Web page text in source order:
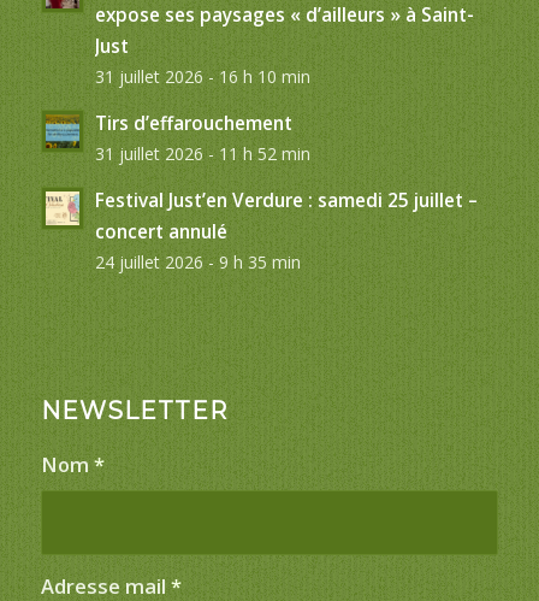
expose ses paysages « d’ailleurs » à Saint-
Just
31 juillet 2026 - 16 h 10 min
Tirs d’effarouchement
31 juillet 2026 - 11 h 52 min
Festival Just’en Verdure : samedi 25 juillet –
concert annulé
24 juillet 2026 - 9 h 35 min
NEWSLETTER
Nom *
Adresse mail *